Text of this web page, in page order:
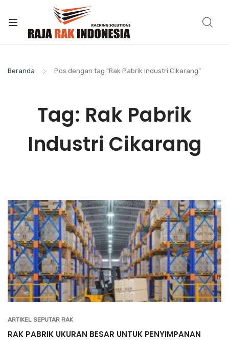
Beranda Pos dengan tag “Rak Pabrik Industri Cikarang”
Tag: Rak Pabrik
Industri Cikarang
ARTIKEL SEPUTAR RAK
RAK PABRIK UKURAN BESAR UNTUK PENYIMPANAN